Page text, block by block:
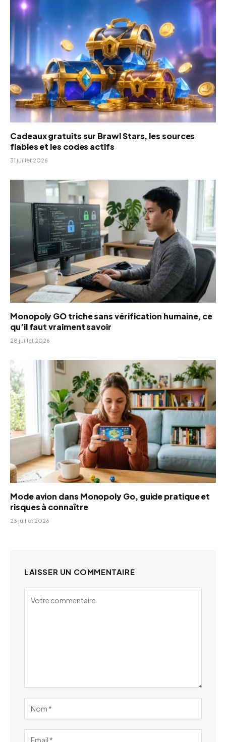
Cadeaux gratuits sur Brawl Stars, les sources
fiables et les codes actifs
31 juillet 2026
Monopoly GO triche sans vérification humaine, ce
qu’il faut vraiment savoir
28 juillet 2026
Mode avion dans Monopoly Go, guide pratique et
risques à connaître
23 juillet 2026
LAISSER UN COMMENTAIRE